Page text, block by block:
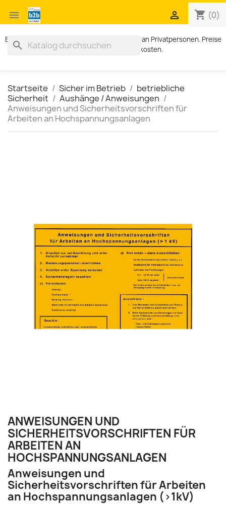
 shopping_cart (0)

Exklusiv für Geschäftskunden. Kein Verkauf an Privatpersonen. Preise
zzgl. MWST und Versandkosten.
search
Startseite Sicher im Betrieb
betriebliche
Sicherheit
Aushänge / Anweisungen
Anweisungen und Sicherheitsvorschriften für
Arbeiten an Hochspannungsanlagen
ANWEISUNGEN UND
SICHERHEITSVORSCHRIFTEN FÜR
ARBEITEN AN
HOCHSPANNUNGSANLAGEN
Anweisungen und
Sicherheitsvorschriften für Arbeiten
an Hochspannungsanlagen (>1kV)